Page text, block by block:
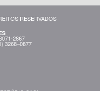
RESERVADOS
2867
3268–0877